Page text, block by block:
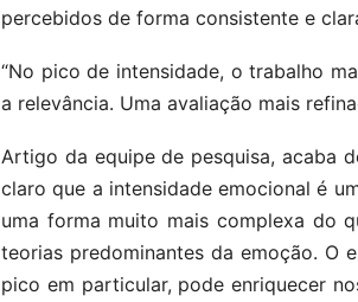
percebidos de forma consistente e
“No pico de intensidade, o trabalho
a relevância. Uma avaliação mais
Artigo da equipe de pesquisa, acaba
claro que a intensidade emocional é
uma forma muito mais complexa do
teorias predominantes da emoção. O
pico em particular, pode enriquecer